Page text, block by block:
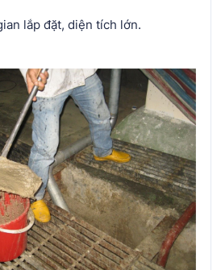
lắp đặt, diện tích lớn.